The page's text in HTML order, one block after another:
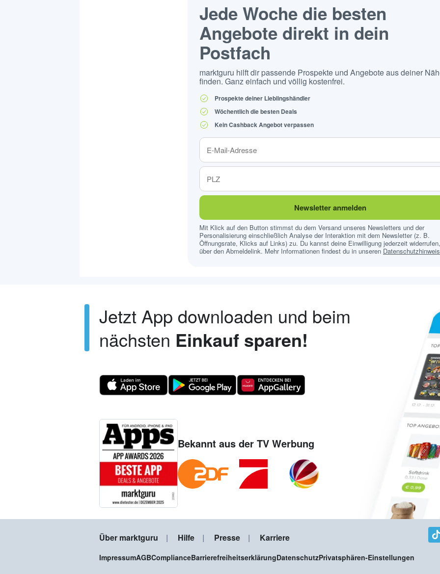
Jede Woche die besten
Angebote direkt in dein
Postfach
marktguru hilft dir passende Prospekte und Angebote aus deiner
finden. Ganz einfach und völlig kostenfrei.
Prospekte deiner Lieblingshändler
Wöchentlich die besten Deals
Kein Cashback Angebot verpassen
Newsletter anmelden
Mit Klick auf den Button stimmst du dem Versand unseres Newsletters und der
Personalisierung einschließlich Analyse der Interaktion mit dem Newsletter (z. B.
Öffnungsrate, Klicks auf Links) zu. Du kannst deine Einwilligung jederzeit
über den Abmeldelink. Mehr Informationen findest du in unseren
Jetzt App downloaden und beim
nächsten Einkauf sparen!
Bekannt aus der TV Werbung
Über marktguru Hilfe Presse Karriere
ImpressumAGBComplianceBarrierefreiheitserklärungDatenschutzPrivatsphären-Einstellungen